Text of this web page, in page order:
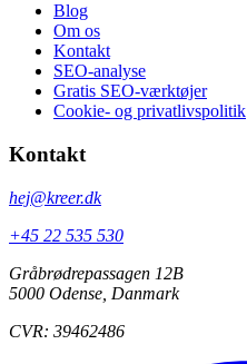
Blog
Om os
Kontakt
SEO-analyse
Gratis SEO-værktøjer
Cookie- og privatlivspolitik
Kontakt
hej@kreer.dk
+45 22 535 530
Gråbrødrepassagen 12B
5000 Odense, Danmark
CVR: 39462486